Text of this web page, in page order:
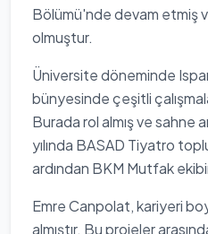
Bölümü'nde devam etmiş
olmuştur.
Üniversite döneminde
bünyesinde çeşitli
Burada rol almış ve sahne
yılında BASAD Tiyatro
ardından BKM Mutfak
Emre Canpolat, kariyeri
almıştır. Bu projeler